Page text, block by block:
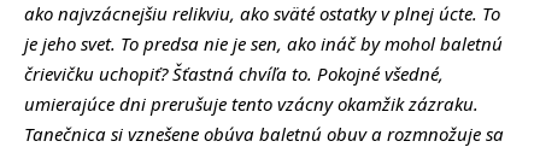
ako najvzácnejšiu relikviu, ako sväté ostatky v plnej úcte. To
je jeho svet. To predsa nie je sen, ako ináč by mohol baletnú
črievičku uchopiť? Šťastná chvíľa to. Pokojné všedné,
umierajúce dni prerušuje tento vzácny okamžik zázraku.
Tanečnica si vznešene obúva baletnú obuv a rozmnožuje sa